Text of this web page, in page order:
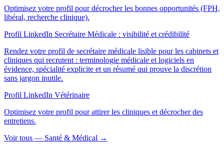
Optimisez votre profil pour décrocher les bonnes opportunités (FPH,
libéral, recherche clinique).
Profil LinkedIn Secrétaire Médicale : visibilité et crédibilité
Rendez votre profil de secrétaire médicale lisible pour les cabinets et
cliniques qui recrutent : terminologie médicale et logiciels en
évidence, spécialité explicite et un résumé qui prouve la discrétion
sans jargon inutile.
Profil LinkedIn Vétérinaire
Optimisez votre profil pour attirer les cliniques et décrocher des
entretiens.
Voir tous — Santé & Médical →